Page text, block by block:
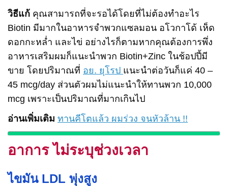
วิธีแก้ คุณสามารถที่จะรอได้โดยที่ไม่ต้องทำอะไร
Biotin มีมากในอาหารจำพวกแซลมอน อโวกาโด้ เห็ด
ดอกกะหล่ำ และไข่ อย่างไรก็ตามหากคุณต้องการพึ่ง
อาหารเสริมผมก็แนะนำพวก Biotin+Zinc ในช้อปปี้มี
ขาย โดยปริมาณที่ อย. ยุโรป แนะนำต่อวันก็แค่ 40 –
45 mcg/day ส่วนตัวผมไม่แนะนำให้ทานพวก 10,000
mcg เพราะเป็นปริมาณที่มากเกินไป
อ่านเพิ่มเติม ทานคีโตแล้ว ผมร่วง จนหัวล้าน !!
อาการ ไม่ระบุช่วงเวลา
ไขมัน LDL พุ่งสูง